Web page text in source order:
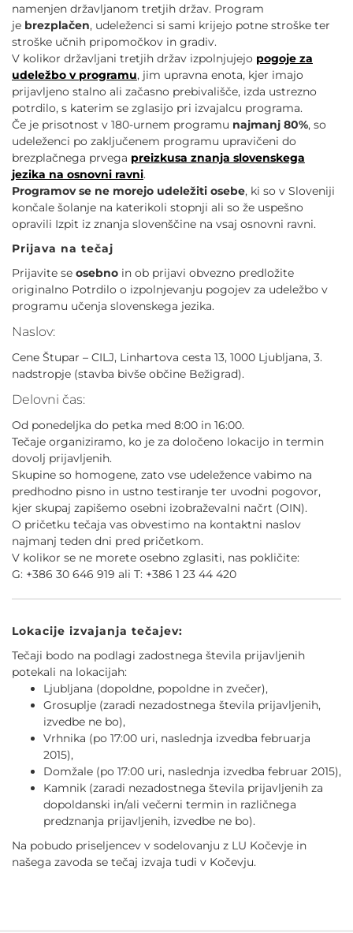
PODČRTAJ POVEZAVE
ZEMLJEVID STRANI
IZJAVA O DOSTOPNOSTI
namenjen državljanom tretjih držav. Program
je brezplačen, udeleženci si sami krijejo potne stroške ter
stroške učnih pripomočkov in gradiv.
V kolikor državljani tretjih držav izpolnjujejo pogoje za
udeležbo v programu, jim upravna enota, kjer imajo
prijavljeno stalno ali začasno prebivališče, izda ustrezno
potrdilo, s katerim se zglasijo pri izvajalcu programa.
Če je prisotnost v 180-urnem programu najmanj 80%, so
udeleženci po zaključenem programu upravičeni do
brezplačnega prvega preizkusa znanja slovenskega
jezika na osnovni ravni.
Programov se ne morejo udeležiti osebe, ki so v Sloveniji
končale šolanje na katerikoli stopnji ali so že uspešno
opravili Izpit iz znanja slovenščine na vsaj osnovni ravni.
Prijava na tečaj
Prijavite se osebno in ob prijavi obvezno predložite
originalno Potrdilo o izpolnjevanju pogojev za udeležbo v
programu učenja slovenskega jezika.
Naslov:
Cene Štupar – CILJ, Linhartova cesta 13, 1000 Ljubljana, 3.
nadstropje (stavba bivše občine Bežigrad).
Delovni čas:
Od ponedeljka do petka med 8:00 in 16:00.
Tečaje organiziramo, ko je za določeno lokacijo in termin
dovolj prijavljenih.
Skupine so homogene, zato vse udeležence vabimo na
predhodno pisno in ustno testiranje ter uvodni pogovor,
kjer skupaj zapišemo osebni izobraževalni načrt (OIN).
O pričetku tečaja vas obvestimo na kontaktni naslov
najmanj teden dni pred pričetkom.
V kolikor se ne morete osebno zglasiti, nas pokličite:
G: +386 30 646 919 ali T: +386 1 23 44 420
Lokacije izvajanja tečajev:
Tečaji bodo na podlagi zadostnega števila prijavljenih
potekali na lokacijah:
Ljubljana (dopoldne, popoldne in zvečer),
Grosuplje (zaradi nezadostnega števila prijavljenih,
izvedbe ne bo),
Vrhnika (po 17:00 uri, naslednja izvedba februarja
2015),
Domžale (po 17:00 uri, naslednja izvedba februar 2015),
Kamnik (zaradi nezadostnega števila prijavljenih za
dopoldanski in/ali večerni termin in različnega
predznanja prijavljenih, izvedbe ne bo).
Na pobudo priseljencev v sodelovanju z LU Kočevje in
našega zavoda se tečaj izvaja tudi v Kočevju.